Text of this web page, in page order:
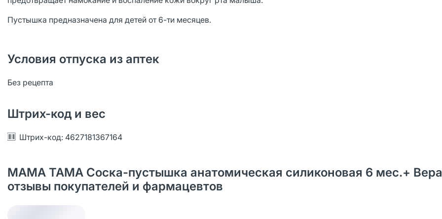
Пустышка предназначена для детей от 6-ти месяцев.
Условия отпуска из аптек
Без рецепта
Штрих-код и вес
Штрих-код: 4627181367164
МАМА ТАМА Соска-пустышка анатомическая силиконовая 6 мес.+
отзывы покупателей и фармацевтов